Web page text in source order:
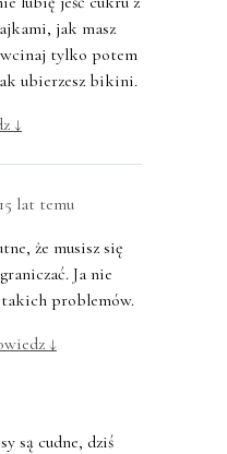
jak masz
tylko potem
ubierzesz bikini.
↓
15 lat temu
że musisz się
Ja nie
problemów.
↓
są cudne, dziś